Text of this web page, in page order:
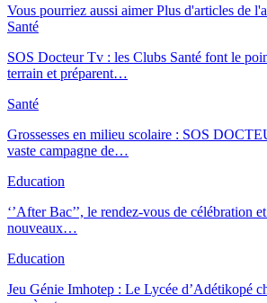
Vous pourriez aussi aimer Plus d'articles de
Santé
SOS Docteur Tv : les Clubs Santé font le
terrain et préparent…
Santé
Grossesses en milieu scolaire : SOS
vaste campagne de…
Education
‘’After Bac’’, le rendez-vous de célébration
nouveaux…
Education
Jeu Génie Imhotep : Le Lycée d’Adétikopé